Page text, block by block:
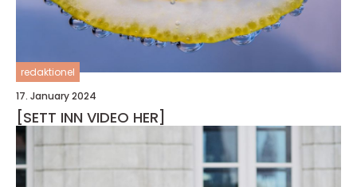
redaktionel
17. January 2024
[SETT INN VIDEO HER]